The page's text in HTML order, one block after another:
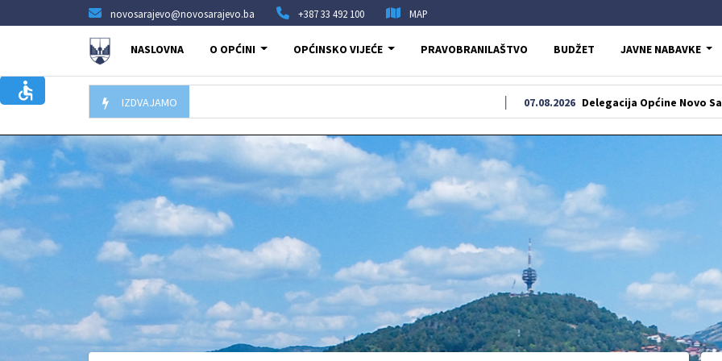
novosarajevo@novosarajevo.ba +387 33 492 100 MAP
NASLOVNA O OPĆINI OPĆINSKO VIJEĆE PRAVOBRANILAŠTVO BUDŽET JAVNE NABAVKE
IZDVAJAMO Delegacija Općine Novo Sarajevo